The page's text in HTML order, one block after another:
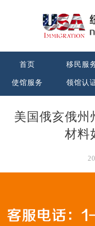
首页 移民服
使馆服务 领馆认
美国俄亥俄州
材料